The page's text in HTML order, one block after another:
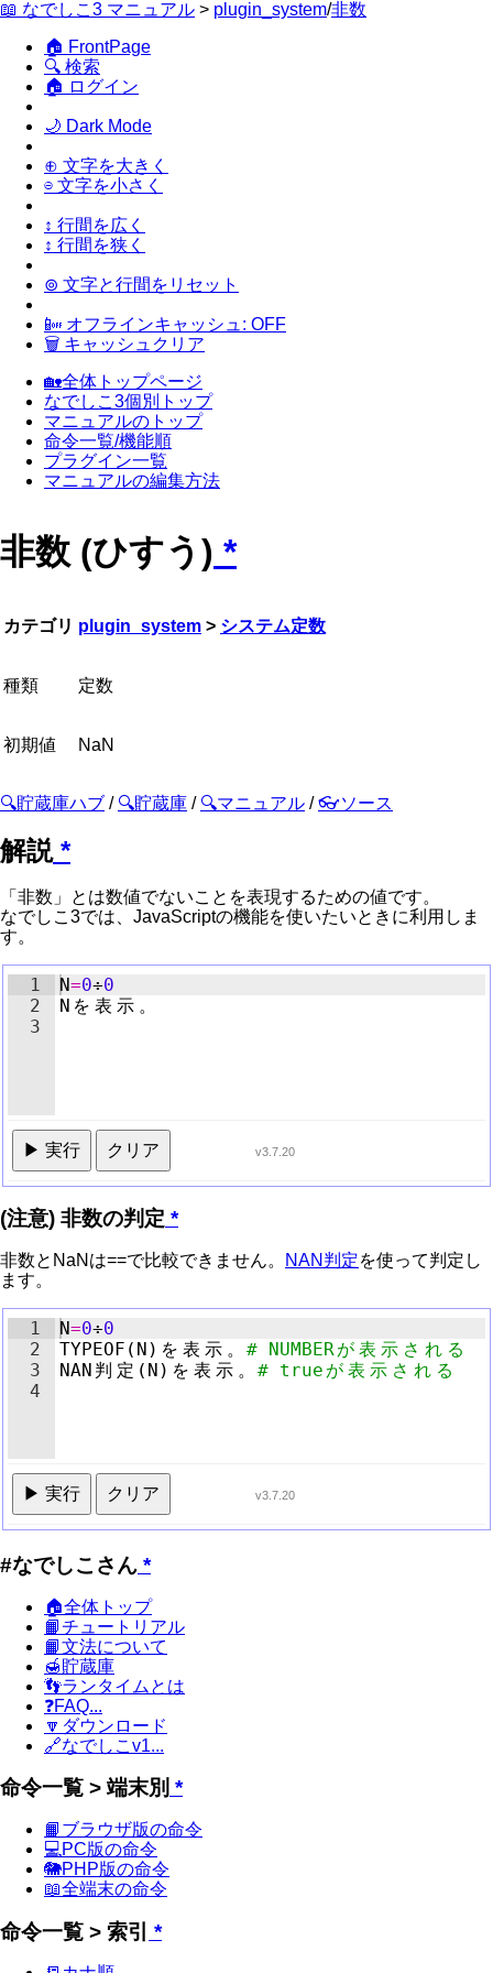
📖 なでしこ3 マニュアル > plugin_system/非数
🏠 FrontPage
🔍 検索
🏠 ログイン
🌙 Dark Mode
⊕ 文字を大きく
⊖ 文字を小さく
↕ 行間を広く
↕ 行間を狭く
⊚ 文字と行間をリセット
📴 オフラインキャッシュ: OFF
🗑 キャッシュクリア
🏡全体トップページ
なでしこ3個別トップ
マニュアルのトップ
命令一覧/機能順
プラグイン一覧
マニュアルの編集方法
非数 (ひすう) *
カテゴリ plugin_system > システム定数
種類 定数
初期値 NaN
🔍貯蔵庫ハブ / 🔍貯蔵庫 / 🔍マニュアル /👓ソース
解説*
「非数」とは数値でないことを表現するための値です。
なでしこ3では、JavaScriptの機能を使いたいときに利用しま
す。
1
2
3
N=0÷0
N を 表 示 。
エディタの応答速度が
無効化しました。
▶ 実行 クリア v3.7.20
(注意) 非数の判定 *
非数とNaNは==で比較できません。 NAN判定を使って判定し
ます。
1
2
3
4
N=0÷0
TYPEOF ( N ) を 表 示 。 # NUMBERが 表 示 さ れ る
NAN 判 定 ( N ) を 表 示 。 # true が 表 示 さ れ る
エディタの応答速度が
無効化しました。全画面設定
▶ 実行 クリア v3.7.20
#なでしこさん *
🏠全体トップ
📙チュートリアル
📙文法について
🍯貯蔵庫
👣ランタイムとは
❓FAQ...
🔽ダウンロード
🔗なでしこv1...
命令一覧 > 端末別 *
📙ブラウザ版の命令
💻PC版の命令
🐘PHP版の命令
📖全端末の命令
命令一覧 > 索引 *